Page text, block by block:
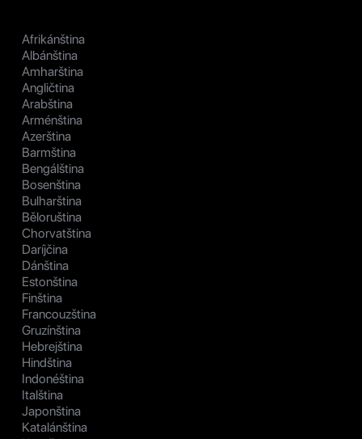
Afrikánština
Albánština
Amharština
Angličtina
Arabština
Arménština
Azerština
Barmština
Bengálština
Bosenština
Bulharština
Běloruština
Chorvatština
Daríjčina
Dánština
Estonština
Finština
Francouzština
Gruzínština
Hebrejština
Hindština
Indonéština
Italština
Japonština
Katalánština